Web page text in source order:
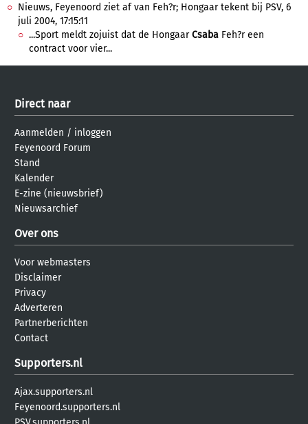
Nieuws, Feyenoord ziet af van Feh?r; Hongaar tekent bij PSV, 6
juli 2004, 17:15:11
...Sport meldt zojuist dat de HongaarCsaba Feh?r een
contract voor vier...
Direct naar
Aanmelden / inloggen
Feyenoord Forum
Stand
Kalender
E-zine (nieuwsbrief)
Nieuwsarchief
Over ons
Voor webmasters
Disclaimer
Privacy
Adverteren
Partnerberichten
Contact
Supporters.nl
Ajax.supporters.nl
Feyenoord.supporters.nl